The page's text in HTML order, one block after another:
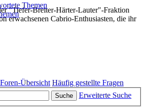
"Tiefer-Breiter-Härter-Lauter"-Fraktion
erwachsenen Cabrio-Enthusiasten, die ihr
Themen
Foren-Übersicht Häufig gestellte Fragen
Suche
Erweiterte Suche